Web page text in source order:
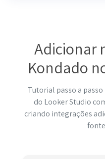
Adicionar
Kondado
Tutorial passo a
do Looker Studio
criando integrações